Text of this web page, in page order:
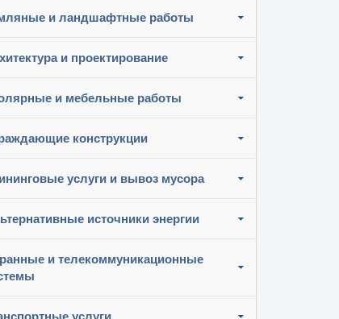
и ландшафтные работы
и проектирование
и мебельные работы
конструкции
услуги и вывоз мусора
источники энергии
и телекоммуникационные
услуги